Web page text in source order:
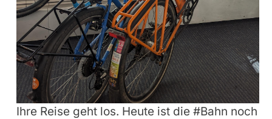
Ihre Reise geht los. Heute ist die #Bahn noch